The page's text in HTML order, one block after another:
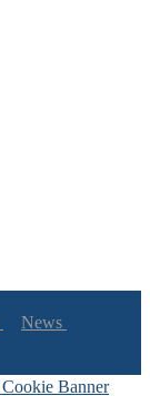
News
Banner